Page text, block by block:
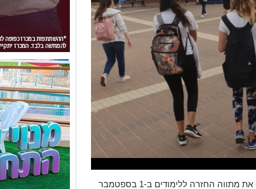
שר החינוך יואב גלנט הציג הבוקר (ד') את מתווה החזרה ללימודים ב-1 בספטמבר